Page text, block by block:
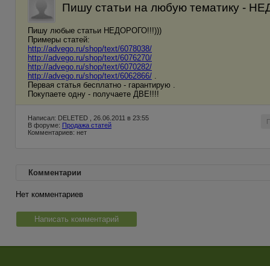
Пишу статьи на любую тематику -
Пишу любые статьи НЕДОРОГО!!!)))
Примеры статей:
http://advego.ru/shop/text/6078038/
http://advego.ru/shop/text/6076270/
http://advego.ru/shop/text/6070282/
http://advego.ru/shop/text/6062866/ .
Первая статья бесплатно - гарантирую .
Покупаете одну - получаете ДВЕ!!!!
Написал: DELETED , 26.06.2011 в 23:55
В форуме: Продажа статей
Комментариев: нет
Комментарии
Нет комментариев
Написать комментарий